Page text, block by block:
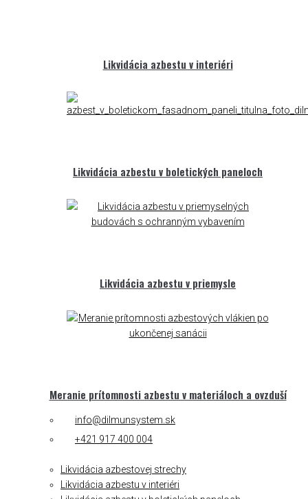
Likvidácia azbestu v interiéri
Likvidácia azbestu v boletických paneloch
Likvidácia azbestu v priemysle
Meranie prítomnosti azbestu v materiáloch a ovzduší
info@dilmunsystem.sk
+421 917 400 004
Likvidácia azbestovej strechy
Likvidácia azbestu v interiéri